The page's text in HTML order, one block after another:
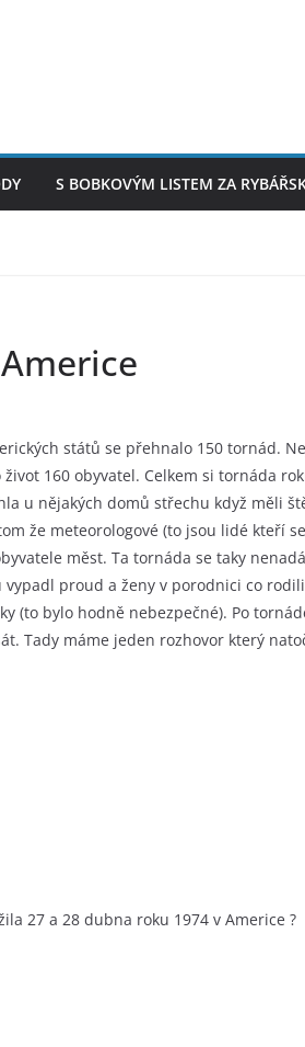
S BOBKOVÝM LISTEM ZA
států se přehnalo 150 tornád.
160 obyvatel. Celkem si tornáda
u nějakých domů střechu když měli
že meteorologové (to jsou lidé kteří
měst. Ta tornáda se taky
proud a ženy v porodnici co
(to bylo hodně nebezpečné). Po
Tady máme jeden rozhovor který
27 a 28 dubna roku 1974 v Americe ?